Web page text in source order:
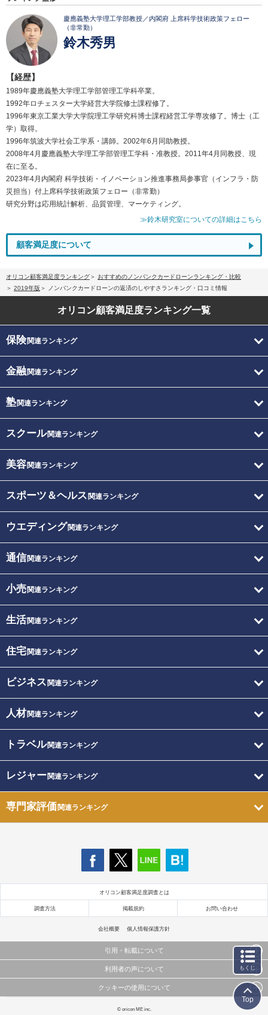
慶應義塾大学理工学部教授／内閣府 上席科学技術政策フェロー
（非常勤）
鈴木秀男
【経歴】
1989年慶應義塾大学理工学部管理工学科卒業。
1992年ロチェスター大学経営大学院修士課程修了。
1996年東京工業大学大学院理工学研究科博士課程経営工学専攻修了。博士（工
学）取得。
1996年筑波大学社会工学系・講師。2002年6月同助教授。
2008年4月慶應義塾大学理工学部管理工学科・准教授。2011年4月同教授、現
在に至る。
2023年4月内閣府 科学技術・イノベーション推進事務局参事官（インフラ・防
災担当）付上席科学技術政策フェロー（非常勤）
研究分野は応用統計解析、品質管理、マーケティング。
≫鈴木研究室についての詳細はこちら
顧客満足度について
オリコン顧客満足度ランキング
おすすめのノンバンクカードローンランキング・比較
2019年版
ノンバンクカードローンの返済のしやすさランキング・口コミ情報
オリコン顧客満足度ランキング一覧
保険関連ランキング
金融関連ランキング
塾関連ランキング
スクール関連ランキング
美容関連ランキング
スポーツ＆ヘルス 関連ランキング
ウエディング関連ランキング
通信関連ランキング
小売関連ランキング
生活関連ランキング
住宅関連ランキング
ビジネス 関連ランキング
人材関連ランキング
トラベル関連ランキング
レジャー関連ランキング
専門家評価関連ランキング
オリコン顧客満足度調査とは
調査方法 掲載規約 お問い合わせ
会社概要 個人情報保護方針
引用・転載について
当サイトで公開されている情報（文字、写真、イラスト、画像データ等）及びこれらの配置・
これらの情報を権利者の許可なく無断転載・複製などの二次利用を行うことは固く禁じており
利用者の声について
当サイトに掲載している内容はすべてサービスの利用者が提出された見解・感想です。
弊社の見解・ 意見ではないことをご理解いただいた上でご覧ください。
クッキーの使用について
このサイトでは Cookie を使用して、ユーザーに合わせたコンテンツや広告の表示、ソーシャル
© oricon ME inc.
もくじ
Top